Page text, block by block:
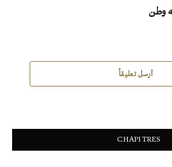
وطن
أرسل تعليقاً
CHAPITRES